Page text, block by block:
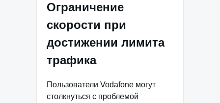
Ограничение
скорости при
достижении лимита
трафика
Пользователи Vodafone могут
столкнуться с проблемой